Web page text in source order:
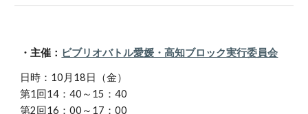
・主催： ビブリオバトル愛媛・高知ブロック実行委員会
日時：10月18日（金）
第1回14：40～15：40
第2回16：00～17：00